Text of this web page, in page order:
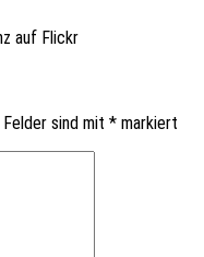
auf Flickr
sind mit * markiert